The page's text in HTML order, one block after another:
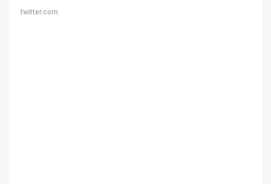
twitter.com